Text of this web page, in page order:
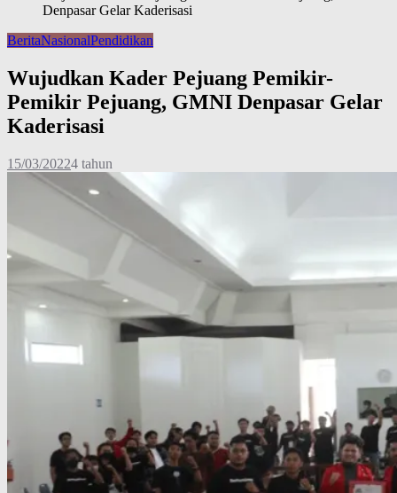
Denpasar Gelar Kaderisasi
BeritaNasionalPendidikan
Wujudkan Kader Pejuang Pemikir-
Pemikir Pejuang, GMNI Denpasar Gelar
Kaderisasi
15/03/20224 tahun